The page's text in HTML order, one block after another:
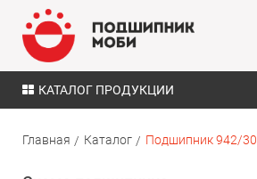
КАТАЛОГ ПРОДУКЦИИ
Главная Каталог Подшипник 942/30